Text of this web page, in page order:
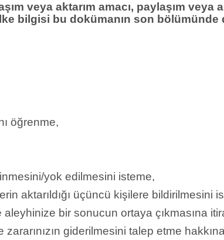
veya aktarım amacı, paylaşım veya
bilgisi bu dokümanın son bölümünde
öğrenme,
yok edilmesini isteme,
aktarıldığı üçüncü kişilere bildirilmesini
bir sonucun ortaya çıkmasına
giderilmesini talep etme